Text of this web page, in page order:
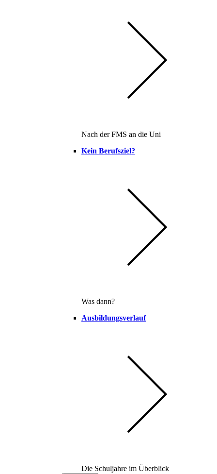
Nach der FMS an die Uni
Kein Berufsziel?
Was dann?
Ausbildungsverlauf
Die Schuljahre im Überblick